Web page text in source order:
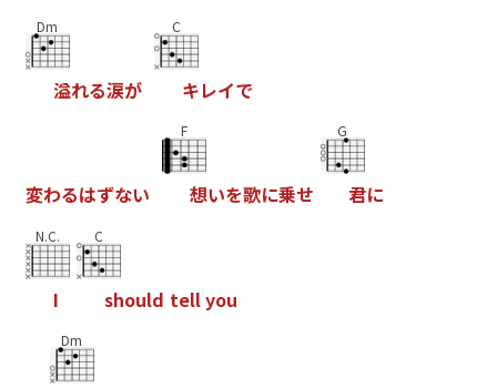
Dm
溢れる涙が
C
キレイで
変わるはずない
F
想いを歌に乗せ
G
君に
N.C.
I
C
should tellyou
Dm